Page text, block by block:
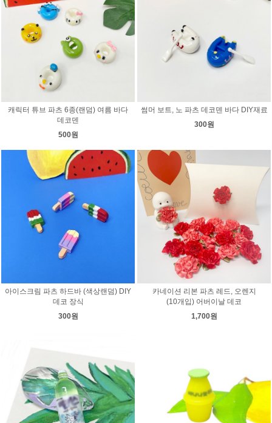
캐릭터 튜브 파츠 6종(랜덤) 여름 바다
데코덴
500원
썸머 보트, 노 파츠 데코덴 바다 DIY재료
300원
아이스크림 파츠 하드바 (색상랜덤) DIY
데코 장식
300원
카네이션 리본 파츠 레드, 오렌지
(10개입) 어버이날 데코
1,700원